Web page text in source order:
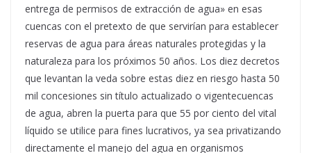
entrega de permisos de extracción de agua» en esas
cuencas con el pretexto de que servirían para establecer
reservas de agua para áreas naturales protegidas y la
naturaleza para los próximos 50 años. Los diez decretos
que levantan la veda sobre estas diez en riesgo hasta 50
mil concesiones sin título actualizado o vigentecuencas
de agua, abren la puerta para que 55 por ciento del vital
líquido se utilice para fines lucrativos, ya sea privatizando
directamente el manejo del agua en organismos